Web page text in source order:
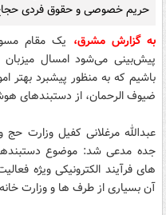
حریم خصوصی و حقوق فردی
به گزارش مشرق، یک مقام
پیش‌بینی می‌شود امسال
باشیم که به منظور پیشبرد بهتر
ضیوف الرحمان، از دستبندهای
عبدالله مرغلانی کفیل وزارت
جده مدعی شد: موضوع
های فرآیند الکترونیکی ویژه
آن بسیاری از طرف ها و وزارت